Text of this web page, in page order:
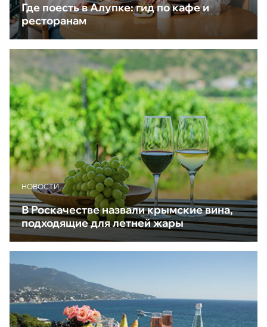
Где поесть в Алупке: гид по кафе и
ресторанам
НОВОСТИ
В Роскачестве назвали крымские вина,
подходящие для летней жары